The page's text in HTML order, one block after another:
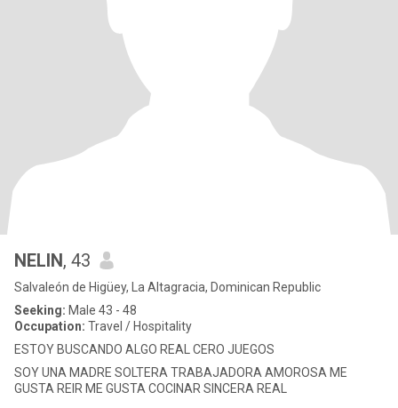
NELIN, 43
Salvaleón de Higüey, La Altagracia, Dominican Republic
Seeking: Male 43 - 48
Occupation: Travel / Hospitality
ESTOY BUSCANDO ALGO REAL CERO JUEGOS
SOY UNA MADRE SOLTERA TRABAJADORA AMOROSA ME
GUSTA REIR ME GUSTA COCINAR SINCERA REAL